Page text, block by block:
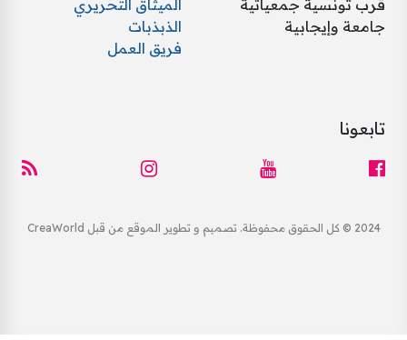
قرب تونسية جمعياتية
جامعة وإيجابية
الميثاق التحريري
الذبذبات
فريق العمل
تابعونا
2024 © كل الحقوق محفوظة. تصميم و تطوير الموقع من قبل CreaWorld